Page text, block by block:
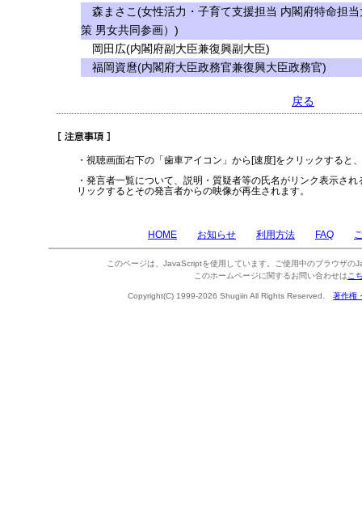
森まさこ(女性活力・子育て支援担当 内閣府特命担
策 男女共同参画）)
岡田広(内閣府副大臣兼復興副大臣)
福岡資麿(内閣府大臣政務官兼復興大臣政務官)
戻る
・視聴画面右下の「歯車アイコン」から[速度]をクリックすると
・発言者一覧について、説明・質疑者等の氏名がリンク表示さ
リックするとその発言者からの映像が再生されます。
HOME お知らせ 利用方法 FAQ
このページは、JavaScriptを使用しています。ご使用中のブラウザの
このホームページに関するお問い合わせは こ
Copyright(C) 1999-2026 Shugiin All Rights Reserved. 著作権